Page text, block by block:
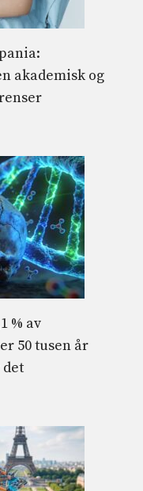
akademisk og
% av
50 tusen år
det